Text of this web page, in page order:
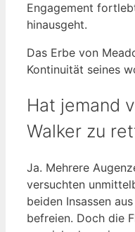
Engagement
hinausgeht.
Das Erbe von
Kontinuität seines
Hat jemand
Walker zu
Ja. Mehrere
versuchten
beiden Insassen
befreien. Doch die